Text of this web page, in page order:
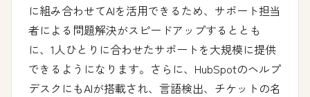
に組み合わせてAIを活用できるため、サポート担当
者による問題解決がスピードアップするととも
に、1人ひとりに合わせたサポートを大規模に提供
できるようになります。さらに、HubSpotのヘルプ
デスクにもAIが搭載され、言語検出、チケットの名